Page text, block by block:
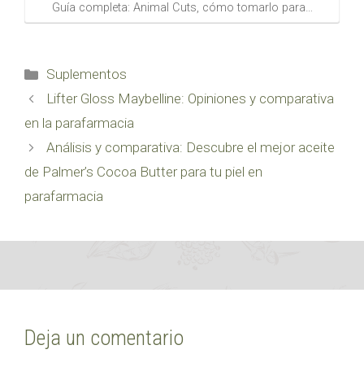
Guía completa: Animal Cuts, cómo tomarlo para…
Categorías
Suplementos
Lifter Gloss Maybelline: Opiniones y comparativa
en la parafarmacia
Análisis y comparativa: Descubre el mejor aceite
de Palmer’s Cocoa Butter para tu piel en
parafarmacia
Deja un comentario